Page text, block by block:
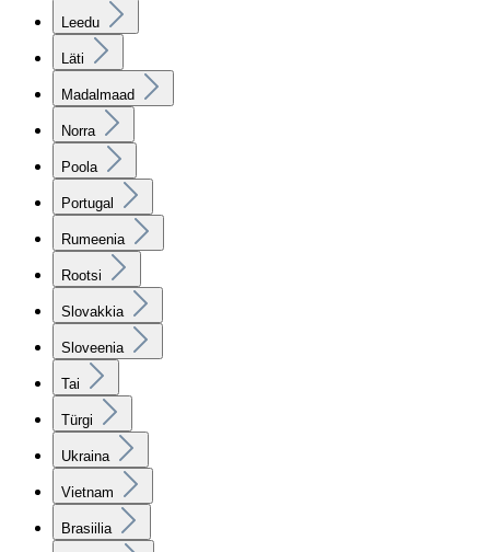
Leedu
Läti
Madalmaad
Norra
Poola
Portugal
Rumeenia
Rootsi
Slovakkia
Sloveenia
Tai
Türgi
Ukraina
Vietnam
Brasiilia